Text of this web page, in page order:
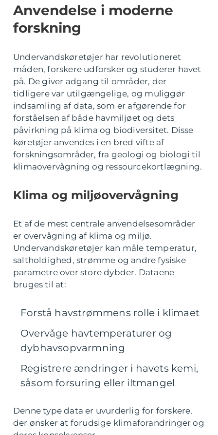
Anvendelse i moderne
forskning
Undervandskøretøjer har revolutioneret
måden, forskere udforsker og studerer havet
på. De giver adgang til områder, der
tidligere var utilgængelige, og muliggør
indsamling af data, som er afgørende for
forståelsen af både havmiljøet og dets
påvirkning på klima og biodiversitet. Disse
køretøjer anvendes i en bred vifte af
forskningsområder, fra geologi og biologi til
klimaovervågning og ressourcekortlægning.
Klima og miljøovervågning
Et af de mest centrale anvendelsesområder
er overvågning af klima og miljø.
Undervandskøretøjer kan måle temperatur,
saltholdighed, strømme og andre fysiske
parametre over store dybder. Dataene
bruges til at:
Forstå havstrømmens rolle i klimaet
Overvåge havtemperaturer og
dybhavsopvarmning
Registrere ændringer i havets kemi,
såsom forsuring eller iltmangel
Denne type data er uvurderlig for forskere,
der ønsker at forudsige klimaforandringer og